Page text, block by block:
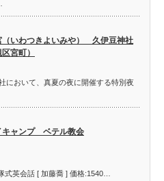
（いわつきよいみや） 久伊豆神社
宮町）
において、真夏の夜に開催する特別夜
キャンプ ベテル教会
式英会話 [ 加藤喬 ] 価格:1540…